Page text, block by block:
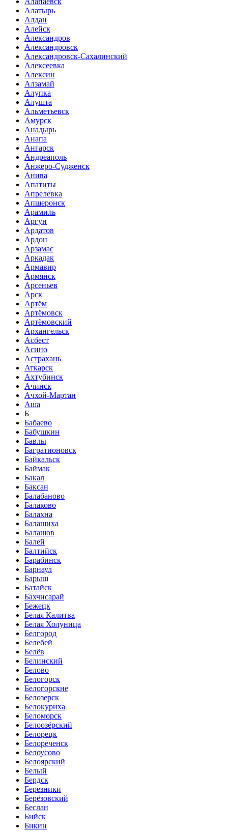
Алатырь
Алдан
Алейск
Александров
Александровск
Александровск-Сахалинский
Алексеевка
Алексин
Алзамай
Алупка
Алушта
Альметьевск
Амурск
Анадырь
Анапа
Ангарск
Андреаполь
Анжеро-Судженск
Анива
Апатиты
Апрелевка
Апшеронск
Арамиль
Аргун
Ардатов
Ардон
Арзамас
Аркадак
Армавир
Армянск
Арсеньев
Арск
Артём
Артёмовск
Артёмовский
Архангельск
Асбест
Асино
Астрахань
Аткарск
Ахтубинск
Ачинск
Ачхой-Мартан
Аша
Б
Бабаево
Бабушкин
Бавлы
Багратионовск
Байкальск
Баймак
Бакал
Баксан
Балабаново
Балаково
Балахна
Балашиха
Балашов
Балей
Балтийск
Барабинск
Барнаул
Барыш
Батайск
Бахчисарай
Бежецк
Белая Калитва
Белая Холуница
Белгород
Белебей
Белёв
Белинский
Белово
Белогорск
Белогорскне
Белозерск
Белокуриха
Беломорск
Белоозёрский
Белорецк
Белореченск
Белоусово
Белоярский
Белый
Бердск
Березники
Берёзовский
Беслан
Бийск
Бикин